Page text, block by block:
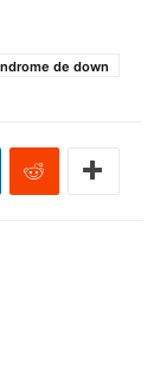
de down